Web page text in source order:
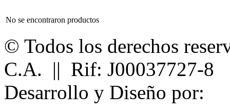
No se encontraron productos
© Todos los derechos
C.A. || Rif: J00037727-8
Desarrollo y Diseño por: